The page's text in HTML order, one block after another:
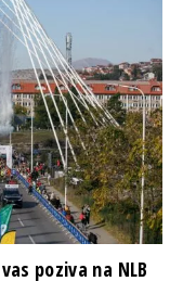
poziva na NLB